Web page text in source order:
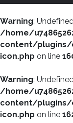
Warning:
/home/
content/plugins/
icon.php on line
Warning:
/home/
content/plugins/
icon.php on line